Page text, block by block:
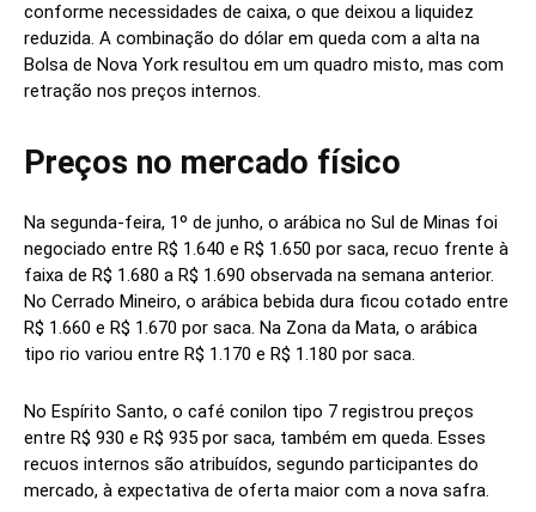
conforme necessidades de caixa, o que deixou a liquidez
reduzida. A combinação do dólar em queda com a alta na
Bolsa de Nova York resultou em um quadro misto, mas com
retração nos preços internos.
Preços no mercado físico
Na segunda-feira, 1º de junho, o arábica no Sul de Minas foi
negociado entre R$ 1.640 e R$ 1.650 por saca, recuo frente à
faixa de R$ 1.680 a R$ 1.690 observada na semana anterior.
No Cerrado Mineiro, o arábica bebida dura ficou cotado entre
R$ 1.660 e R$ 1.670 por saca. Na Zona da Mata, o arábica
tipo rio variou entre R$ 1.170 e R$ 1.180 por saca.
No Espírito Santo, o café conilon tipo 7 registrou preços
entre R$ 930 e R$ 935 por saca, também em queda. Esses
recuos internos são atribuídos, segundo participantes do
mercado, à expectativa de oferta maior com a nova safra.